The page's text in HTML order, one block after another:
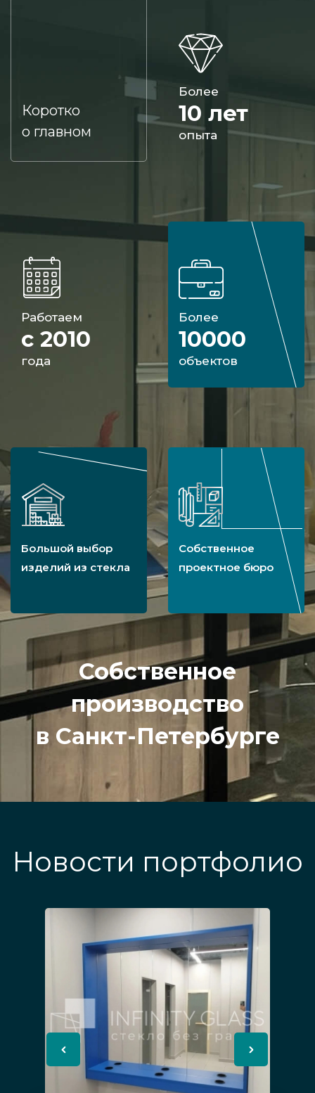
Коротко
о главном
Более
10 лет
опыта
Работаем
с 2010
года
Более
10000
объектов
Большой выбор
изделий из стекла
Собственное
проектное бюро
Собственное
производство
в Санкт-Петербурге
Новости портфолио